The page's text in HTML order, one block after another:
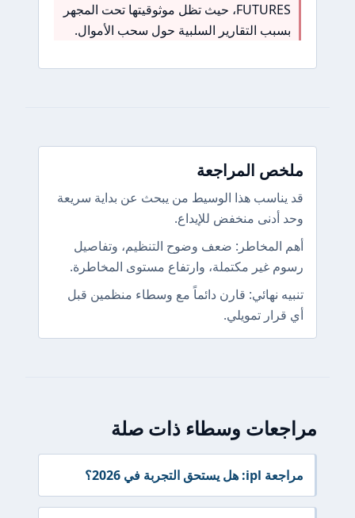
FUTURES، حيث تظل موثوقيتها تحت المجهر
بسبب التقارير السلبية حول سحب الأموال.
ملخص المراجعة
قد يناسب هذا الوسيط من يبحث عن بداية سريعة
وحد أدنى منخفض للإيداع.
أهم المخاطر: ضعف وضوح التنظيم، وتفاصيل
رسوم غير مكتملة، وارتفاع مستوى المخاطرة.
تنبيه نهائي: قارن دائماً مع وسطاء منظمين قبل
أي قرار تمويلي.
مراجعات وسطاء ذات صلة
مراجعة ipl: هل يستحق التجربة في 2026؟